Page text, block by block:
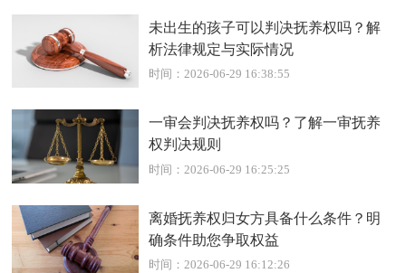
未出生的孩子可以判决抚养权吗？解
析法律规定与实际情况
时间：2026-06-29 16:38:55
一审会判决抚养权吗？了解一审抚养
权判决规则
时间：2026-06-29 16:25:25
离婚抚养权归女方具备什么条件？明
确条件助您争取权益
时间：2026-06-29 16:12:26